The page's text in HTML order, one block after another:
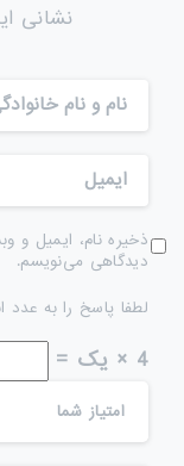
نشانی
ذخیره نام، ایمیل و
دیدگاهی می‌نویسم.
لطفا پاسخ را به عدد
4 × یک =
امتیاز شما